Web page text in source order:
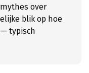
over
blik op hoe
typisch